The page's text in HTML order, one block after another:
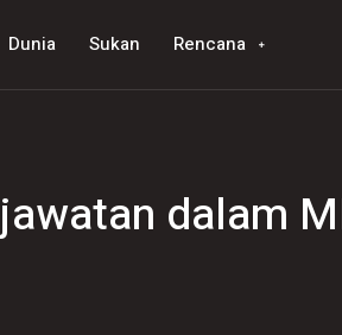
Dunia Sukan Rencana
dalam